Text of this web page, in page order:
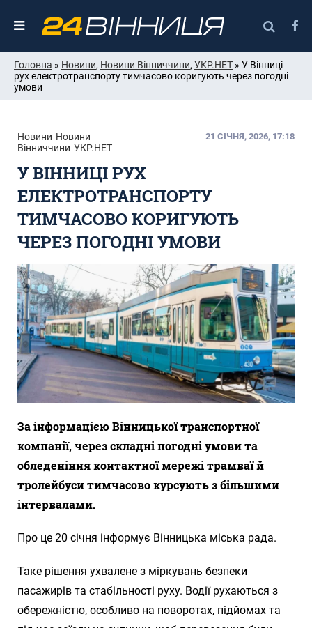
Головна » Новини, Новини Вінниччини, УКР.НЕТ » У Вінниці
рух електротранспорту тимчасово коригують через погодні
умови
Новини Новини
Вінниччини УКР.НЕТ
21 СІЧНЯ, 2026, 17:18
У ВІННИЦІ РУХ
ЕЛЕКТРОТРАНСПОРТУ
ТИМЧАСОВО КОРИГУЮТЬ
ЧЕРЕЗ ПОГОДНІ УМОВИ
За інформацією Вінницької транспортної
компанії, через складні погодні умови та
обледеніння контактної мережі трамваї й
тролейбуси тимчасово курсують з більшими
інтервалами.
Про це 20 січня інформує Вінницька міська рада.
Таке рішення ухвалене з міркувань безпеки
пасажирів та стабільності руху. Водії рухаються з
обережністю, особливо на поворотах, підйомах та